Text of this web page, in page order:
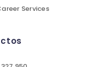
Services